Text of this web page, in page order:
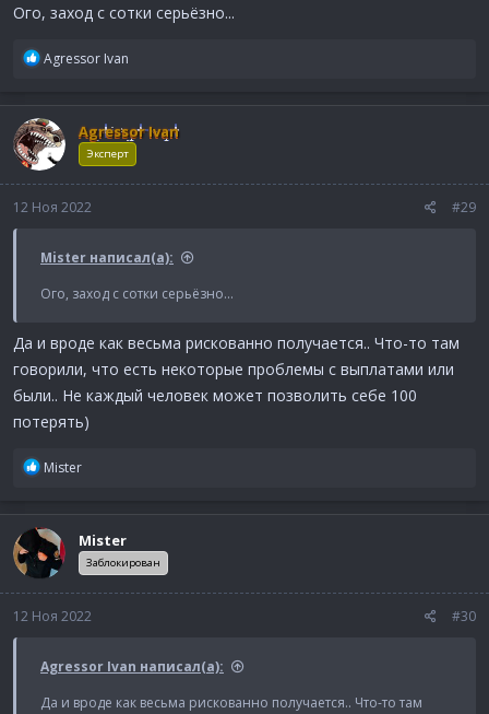
Ого, заход с сотки серьёзно...
Р
к
ц
и
и
Agressor Ivan
Agressor Ivan
Эксперт
12 Ноя 2022 #29
Mister написал(а):
Ого, заход с сотки серьёзно...
Да и вроде как весьма рискованно получается.. Что-то там
говорили, что есть некоторые проблемы с выплатами или
были.. Не каждый человек может позволить себе 100
потерять)
Р
к
ц
и
и
Mister
Mister
Заблокирован
12 Ноя 2022 #30
Agressor Ivan написал(а):
Да и вроде как весьма рискованно получается.. Что-то там